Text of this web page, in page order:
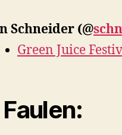
Schneider (@
Green Juice